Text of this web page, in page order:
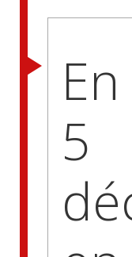
Posts
5